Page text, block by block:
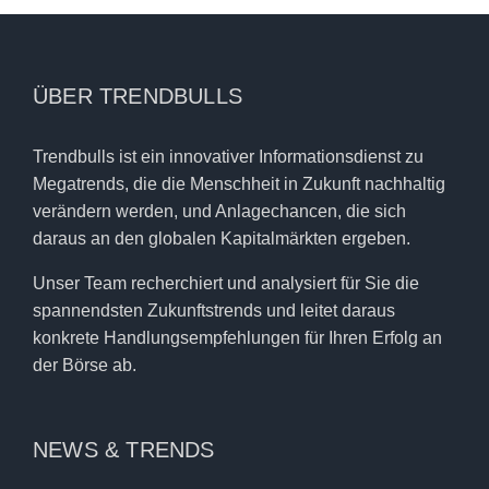
ÜBER TRENDBULLS
Trendbulls ist ein innovativer Informationsdienst zu
Megatrends, die die Menschheit in Zukunft nachhaltig
verändern werden, und Anlagechancen, die sich
daraus an den globalen Kapitalmärkten ergeben.
Unser Team recherchiert und analysiert für Sie die
spannendsten Zukunftstrends und leitet daraus
konkrete Handlungsempfehlungen für Ihren Erfolg an
der Börse ab.
NEWS & TRENDS